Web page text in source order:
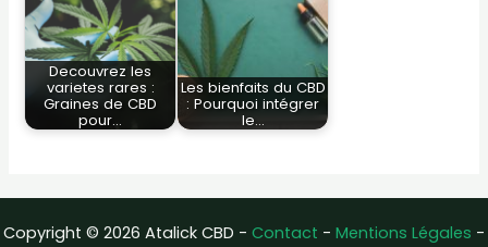
Decouvrez les
varietes rares :
Graines de CBD
pour…
Les bienfaits du CBD
: Pourquoi intégrer
le…
Copyright © 2026 Atalick CBD - Contact - Mentions Légales -